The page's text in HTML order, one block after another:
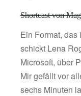
Shortcast von
Ein Format, das
schickt Lena
Microsoft, über
Mir gefällt vor
sechs Minuten